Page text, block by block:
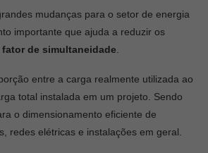
mudanças para o setor de energia
importante que ajuda a reduzir os
fator de simultaneidade
entre a carga realmente utilizada ao
total instalada em um projeto. Sendo
o dimensionamento eficiente de
redes elétricas e instalações em geral.